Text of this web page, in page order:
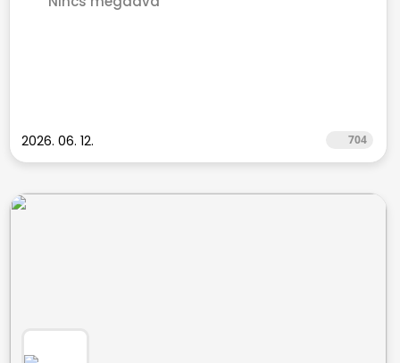
2026. 06. 12. 704